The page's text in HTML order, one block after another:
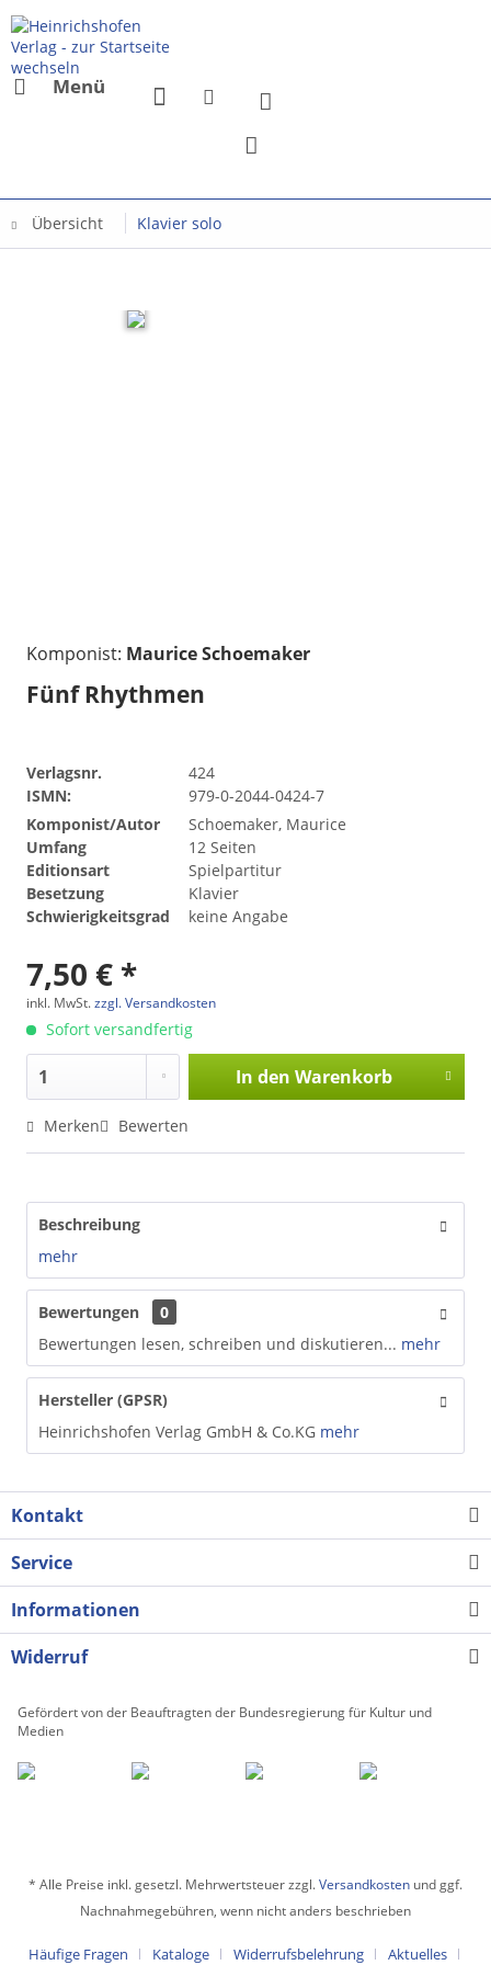
Menü
Übersicht Klavier solo
Komponist: Maurice Schoemaker
Fünf Rhythmen
Verlagsnr.
424
ISMN:
979-0-2044-0424-7
Komponist/Autor
Schoemaker, Maurice
Umfang
12 Seiten
Editionsart
Spielpartitur
Besetzung
Klavier
Schwierigkeitsgrad
keine Angabe
7,50 € *
inkl. MwSt.zzgl. Versandkosten
Sofort versandfertig
In den Warenkorb
Merken Bewerten
Beschreibung
mehr
Bewertungen
0
Bewertungen lesen, schreiben und diskutieren... mehr
Hersteller (GPSR)
Heinrichshofen Verlag GmbH & Co.KG mehr
Kontakt
Service
Informationen
Widerruf
Gefördert von der Beauftragten der Bundesregierung für Kultur und
Medien
* Alle Preise inkl. gesetzl. Mehrwertsteuer zzgl.Versandkosten und ggf.
Nachnahmegebühren, wenn nicht anders beschrieben
Häufige Fragen Kataloge Widerrufsbelehrung Aktuelles